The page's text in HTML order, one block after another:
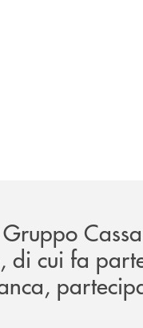
Cassa
di cui fa
il progetto di